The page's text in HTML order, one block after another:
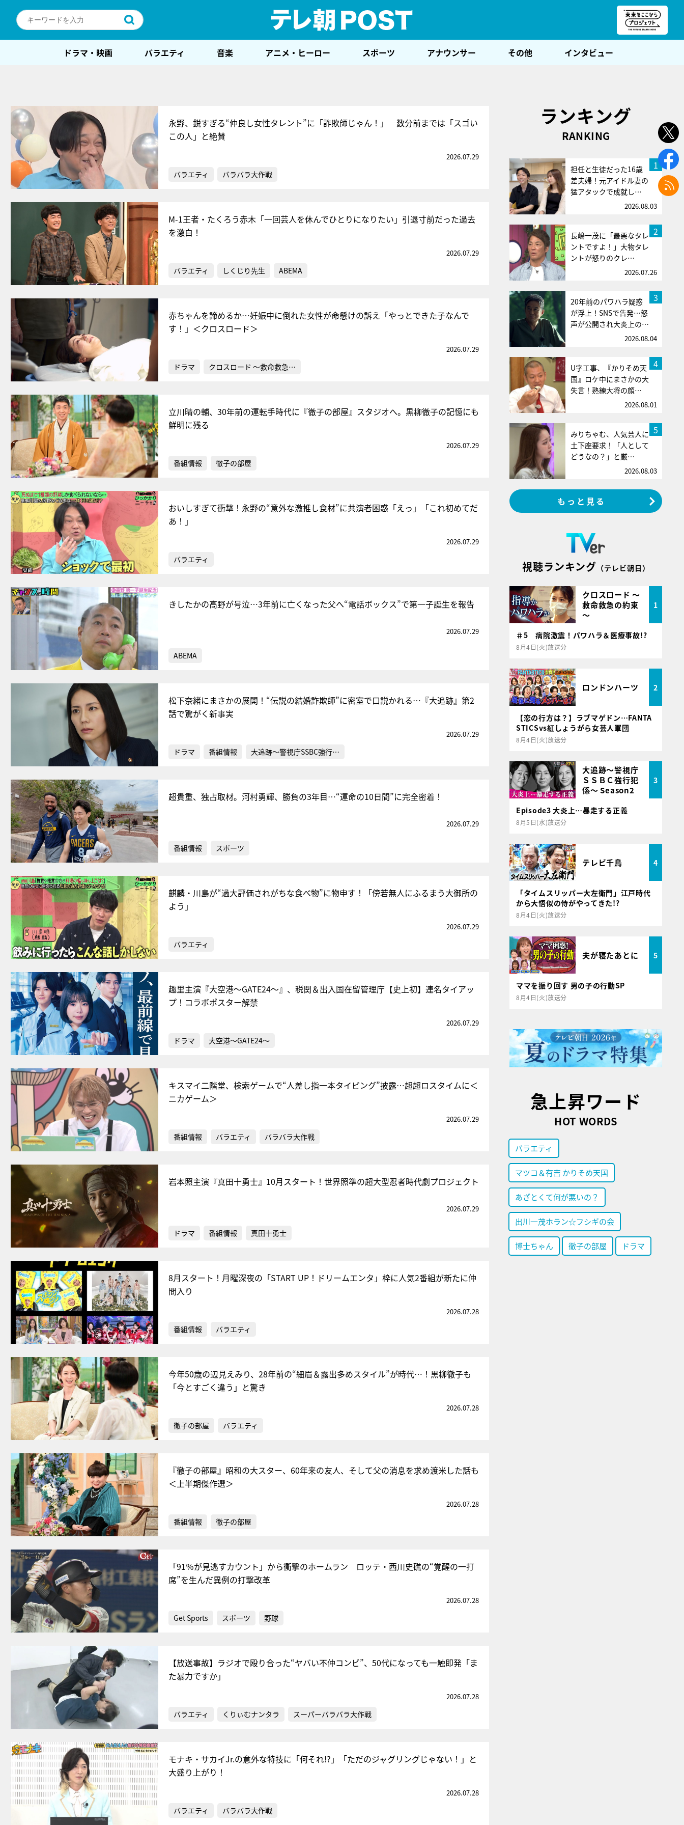
ドラマ・映画 バラエティ 音楽 アニメ・ヒーロー スポーツ アナウンサー その他 インタビュー
永野、鋭すぎる“仲良し女性タレント”に「詐欺師じゃん！」 数分前までは「スゴい
この人」と絶賛
2026.07.29
バラエティ バラバラ大作戦
M-1王者・たくろう赤木「一回芸人を休んでひとりになりたい」引退寸前だった過去
を激白！
2026.07.29
バラエティ しくじり先生 ABEMA
赤ちゃんを諦めるか…妊娠中に倒れた女性が命懸けの訴え「やっとできた子なんで
す！」＜クロスロード＞
2026.07.29
ドラマ クロスロード ～救命救急…
立川晴の輔、30年前の運転手時代に『徹子の部屋』スタジオへ。黒柳徹子の記憶にも
鮮明に残る
2026.07.29
番組情報 徹子の部屋
おいしすぎて衝撃！永野の“意外な激推し食材”に共演者困惑「えっ」「これ初めてだ
あ！」
2026.07.29
バラエティ
きしたかの高野が号泣…3年前に亡くなった父へ“電話ボックス”で第一子誕生を報告
2026.07.29
ABEMA
松下奈緒にまさかの展開！“伝説の結婚詐欺師”に密室で口説かれる…『大追跡』第2
話で驚がく新事実
2026.07.29
ドラマ 番組情報 大追跡～警視庁SSBC強行…
超貴重、独占取材。河村勇輝、勝負の3年目…“運命の10日間”に完全密着！
2026.07.29
番組情報 スポーツ
麒麟・川島が“過大評価されがちな食べ物”に物申す！「傍若無人にふるまう大御所の
よう」
2026.07.29
バラエティ
趣里主演『大空港～GATE24～』、税関＆出入国在留管理庁【史上初】連名タイアッ
プ！コラボポスター解禁
2026.07.29
ドラマ 大空港～GATE24～
キスマイ二階堂、検索ゲームで“人差し指一本タイピング”披露…超超ロスタイムに＜
ニカゲーム＞
2026.07.29
番組情報 バラエティ バラバラ大作戦
岩本照主演『真田十勇士』10月スタート！世界照準の超大型忍者時代劇プロジェクト
2026.07.29
ドラマ 番組情報 真田十勇士
8月スタート！月曜深夜の「START UP！ドリームエンタ」枠に人気2番組が新たに仲
間入り
2026.07.28
番組情報 バラエティ
今年50歳の辺見えみり、28年前の“細眉＆露出多めスタイル”が時代…！黒柳徹子も
「今とすごく違う」と驚き
2026.07.28
徹子の部屋 バラエティ
『徹子の部屋』昭和の大スター、60年来の友人、そして父の消息を求め渡米した話も
＜上半期傑作選＞
2026.07.28
番組情報 徹子の部屋
「91％が見逃すカウント」から衝撃のホームラン ロッテ・西川史礁の“覚醒の一打
席”を生んだ異例の打撃改革
2026.07.28
Get Sports スポーツ 野球
【放送事故】ラジオで殴り合った“ヤバい不仲コンビ”、50代になっても一触即発「ま
た暴力ですか」
2026.07.28
バラエティ くりぃむナンタラ スーパーバラバラ大作戦
モナキ・サカイJr.の意外な特技に「何それ!?」「ただのジャグリングじゃない！」と
大盛り上がり！
2026.07.28
バラエティ バラバラ大作戦
ランキング
RANKING
1
担任と生徒だった16歳
差夫婦！元アイドル妻の
猛アタックで成就し…
2026.08.03
2
長嶋一茂に「最悪なタレ
ントですよ！」大物タレ
ントが怒りのクレ…
2026.07.26
3
20年前のパワハラ疑惑
が浮上！SNSで告発…怒
声が公開され大炎上の…
2026.08.04
4
U字工事、『かりそめ天
国』ロケ中にまさかの大
失言！熟練大将の顔…
2026.08.01
5
みりちゃむ、人気芸人に
土下座要求！「人として
どうなの？」と厳…
2026.08.03
もっと見る
視聴ランキング （テレビ朝日）
クロスロード ～
救命救急の約束
～
1
＃5 病院激震！パワハラ＆医療事故!?
8月4日(火)放送分
ロンドンハーツ 2
【恋の行方は？】ラブマゲドン…FANTA
STICSvs紅しょうがら女芸人軍団
8月4日(火)放送分
大追跡～警視庁
ＳＳＢＣ強行犯
係～ Season2
3
Episode3 大炎上…暴走する正義
8月5日(水)放送分
テレビ千鳥 4
「タイムスリッパー大左衛門」江戸時代
から大悟似の侍がやってきた!?
8月4日(火)放送分
夫が寝たあとに 5
ママを振り回す 男の子の行動SP
8月4日(火)放送分
急上昇ワード
HOT WORDS
バラエティ
マツコ＆有吉 かりそめ天国
あざとくて何が悪いの？
出川一茂ホラン☆フシギの会
博士ちゃん 徹子の部屋 ドラマ